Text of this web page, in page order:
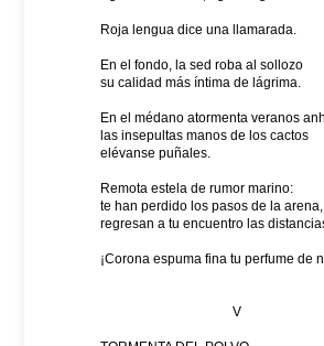
Roja lengua dice una llamarada.
En el fondo, la sed roba al sollozo
su calidad más íntima de lágrima.
En el médano atormenta veranos
las insepultas manos de los cactos
elévanse puñales.
Remota estela de rumor marino:
te han perdido los pasos de la arena,
regresan a tu encuentro las
¡Corona espuma fina tu perfume de
V